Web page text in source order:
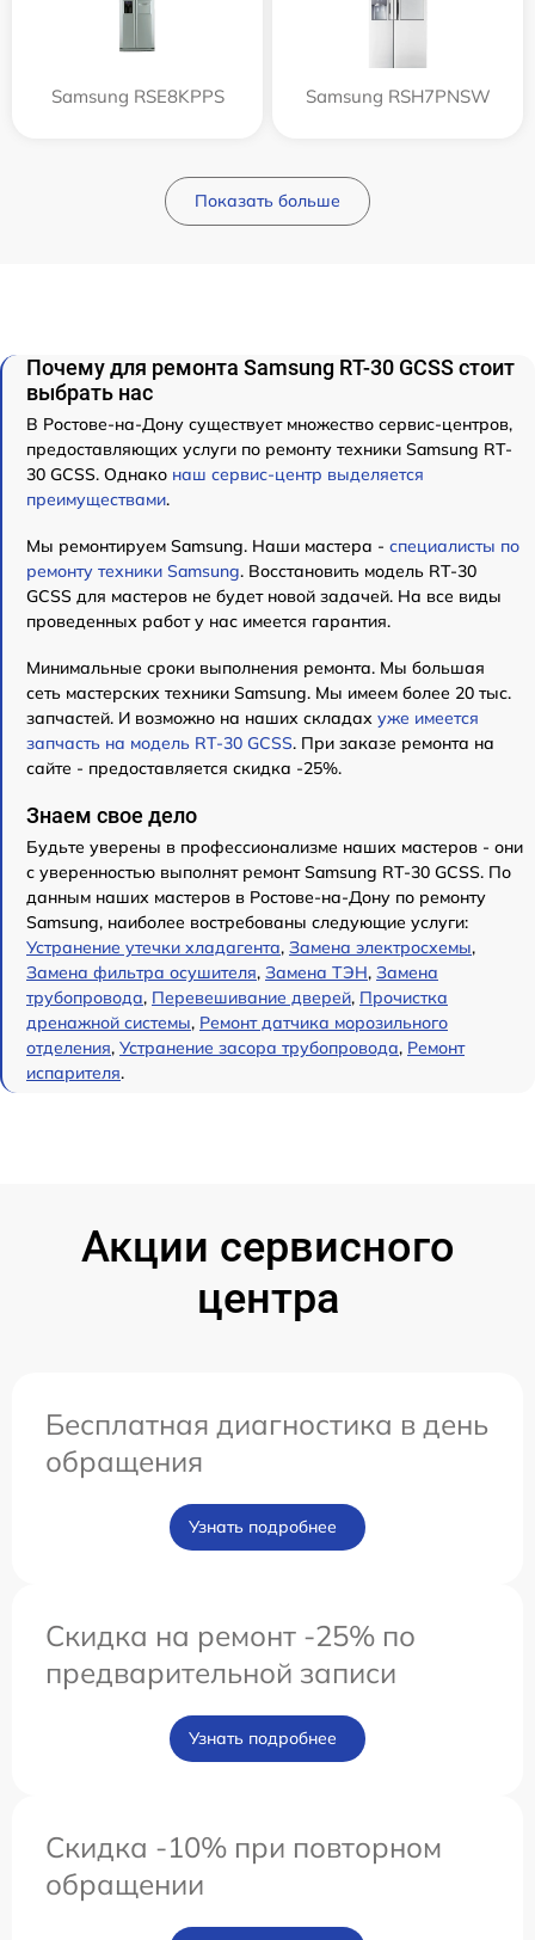
Samsung RSE8KPPS Samsung RSH7PNSW
Показать больше
Почему для ремонта Samsung RT-30 GCSS стоит
выбрать нас
В Ростове-на-Дону существует множество сервис-центров,
предоставляющих услуги по ремонту техники Samsung RT-
30 GCSS. Однако наш сервис-центр выделяется
преимуществами.
Мы ремонтируем Samsung. Наши мастера - специалисты по
ремонту техники Samsung. Восстановить модель RT-30
GCSS для мастеров не будет новой задачей. На все виды
проведенных работ у нас имеется гарантия.
Минимальные сроки выполнения ремонта. Мы большая
сеть мастерских техники Samsung. Мы имеем более 20 тыс.
запчастей. И возможно на наших складах уже имеется
запчасть на модель RT-30 GCSS. При заказе ремонта на
сайте - предоставляется скидка -25%.
Знаем свое дело
Будьте уверены в профессионализме наших мастеров - они
с уверенностью выполнят ремонт Samsung RT-30 GCSS. По
данным наших мастеров в Ростове-на-Дону по ремонту
Samsung, наиболее востребованы следующие услуги:
Устранение утечки хладагента, Замена электросхемы,
Замена фильтра осушителя, Замена ТЭН, Замена
трубопровода, Перевешивание дверей, Прочистка
дренажной системы, Ремонт датчика морозильного
отделения, Устранение засора трубопровода, Ремонт
испарителя.
Акции сервисного
центра
Бесплатная диагностика в день
обращения
Узнать подробнее
Скидка на ремонт -25% по
предварительной записи
Узнать подробнее
Скидка -10% при повторном
обращении